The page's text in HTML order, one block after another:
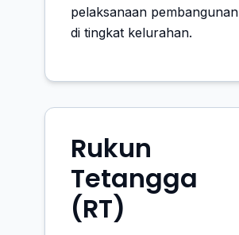
pelaksanaan pembangunan
di tingkat kelurahan.
Rukun
Tetangga
(RT)